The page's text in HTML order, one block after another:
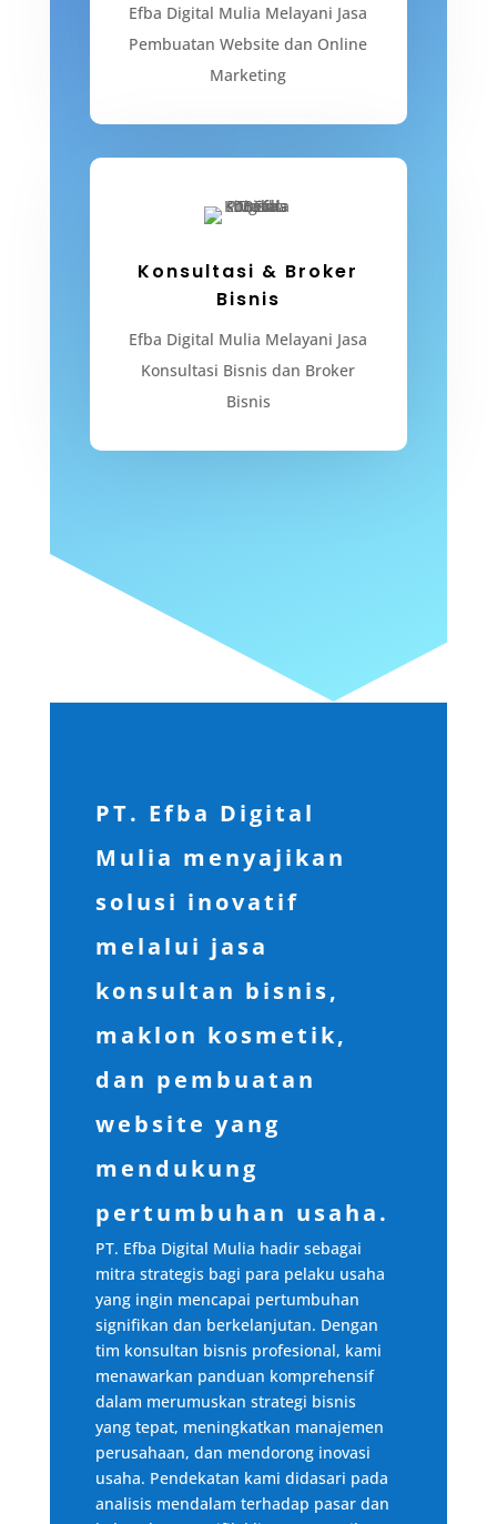
Efba Digital Mulia Melayani Jasa
Pembuatan Website dan Online
Marketing
Konsultasi & Broker
Bisnis
Efba Digital Mulia Melayani Jasa
Konsultasi Bisnis dan Broker
Bisnis
PT. Efba Digital
Mulia menyajikan
solusi inovatif
melalui jasa
konsultan bisnis,
maklon kosmetik,
dan pembuatan
website yang
mendukung
pertumbuhan usaha.
PT. Efba Digital Mulia hadir sebagai
mitra strategis bagi para pelaku usaha
yang ingin mencapai pertumbuhan
signifikan dan berkelanjutan. Dengan
tim konsultan bisnis profesional, kami
menawarkan panduan komprehensif
dalam merumuskan strategi bisnis
yang tepat, meningkatkan manajemen
perusahaan, dan mendorong inovasi
usaha. Pendekatan kami didasari pada
analisis mendalam terhadap pasar dan